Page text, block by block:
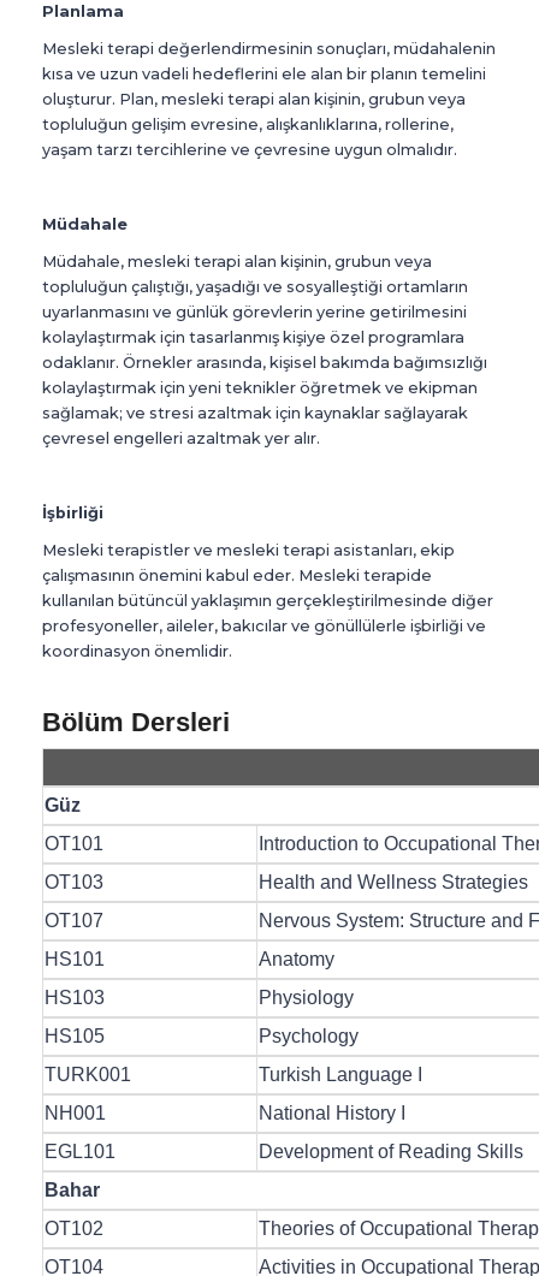
Planlama
Mesleki terapi değerlendirmesinin sonuçları, müdahalenin
kısa ve uzun vadeli hedeflerini ele alan bir planın temelini
oluşturur. Plan, mesleki terapi alan kişinin, grubun veya
topluluğun gelişim evresine, alışkanlıklarına, rollerine,
yaşam tarzı tercihlerine ve çevresine uygun olmalıdır.
Müdahale
Müdahale, mesleki terapi alan kişinin, grubun veya
topluluğun çalıştığı, yaşadığı ve sosyalleştiği ortamların
uyarlanmasını ve günlük görevlerin yerine getirilmesini
kolaylaştırmak için tasarlanmış kişiye özel programlara
odaklanır. Örnekler arasında, kişisel bakımda bağımsızlığı
kolaylaştırmak için yeni teknikler öğretmek ve ekipman
sağlamak; ve stresi azaltmak için kaynaklar sağlayarak
çevresel engelleri azaltmak yer alır.
İşbirliği
Mesleki terapistler ve mesleki terapi asistanları, ekip
çalışmasının önemini kabul eder. Mesleki terapide
kullanılan bütüncül yaklaşımın gerçekleştirilmesinde diğer
profesyoneller, aileler, bakıcılar ve gönüllülerle işbirliği ve
koordinasyon önemlidir.
Bölüm Dersleri
Güz
OT101
Introduction to Occupational
OT103
Health and Wellness Strategies
OT107
Nervous System: Structure and
HS101
Anatomy
HS103
Physiology
HS105
Psychology
TURK001
Turkish Language I
NH001
National History I
EGL101
Development of Reading Skills
Bahar
OT102
Theories of Occupational
OT104
Activities in Occupational